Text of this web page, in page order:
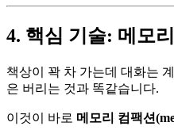
4. 핵심 기술: 메모
책상이 꽉 차 가는데 대화는
은 버리는 것과 똑같습니다.
이것이 바로 메모리 컴팩션